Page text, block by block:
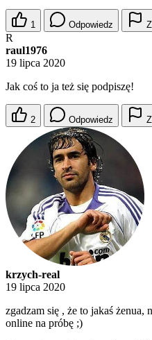
1 Odpowiedz
R
raul1976
19 lipca 2020
Jak coś to ja też się podpiszę!
2 Odpowiedz
krzych-real
19 lipca 2020
zgadzam się , że to jakaś żenua,
online na próbę ;)